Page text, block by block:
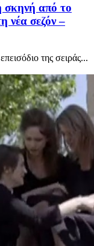
σκηνή από το
νέα σεζόν –
της σειράς...